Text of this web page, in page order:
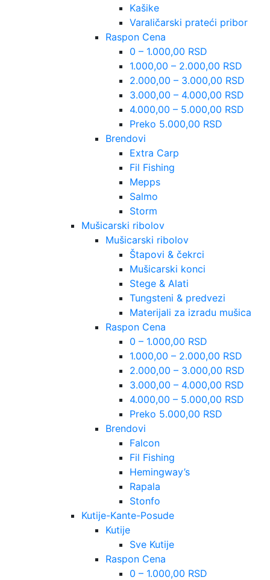
Kašike
Varaličarski prateći pribor
Raspon Cena
0 – 1.000,00 RSD
1.000,00 – 2.000,00 RSD
2.000,00 – 3.000,00 RSD
3.000,00 – 4.000,00 RSD
4.000,00 – 5.000,00 RSD
Preko 5.000,00 RSD
Brendovi
Extra Carp
Fil Fishing
Mepps
Salmo
Storm
Mušicarski ribolov
Mušicarski ribolov
Štapovi & čekrci
Mušicarski konci
Stege & Alati
Tungsteni & predvezi
Materijali za izradu mušica
Raspon Cena
0 – 1.000,00 RSD
1.000,00 – 2.000,00 RSD
2.000,00 – 3.000,00 RSD
3.000,00 – 4.000,00 RSD
4.000,00 – 5.000,00 RSD
Preko 5.000,00 RSD
Brendovi
Falcon
Fil Fishing
Hemingway’s
Rapala
Stonfo
Kutije-Kante-Posude
Kutije
Sve Kutije
Raspon Cena
0 – 1.000,00 RSD